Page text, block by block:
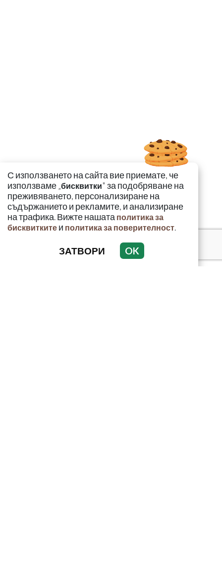
С използването на сайта вие приемате, че
използваме „бисквитки" за подобряване на
преживяването, персонализиране на
съдържанието и рекламите, и анализиране
на трафика. Вижте нашата политика за
бисквитките и политика за поверителност.
ЗАТВОРИ OK